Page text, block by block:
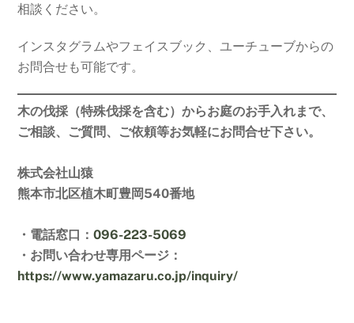
相談ください。
インスタグラムやフェイスブック、ユーチューブからの
お問合せも可能です。
木の伐採（特殊伐採を含む）からお庭のお手入れまで、
ご相談、ご質問、ご依頼等お気軽にお問合せ下さい。
株式会社山猿
熊本市北区植木町豊岡540番地
・電話窓口：096-223-5069
・お問い合わせ専用ページ：
https://www.yamazaru.co.jp/inquiry/